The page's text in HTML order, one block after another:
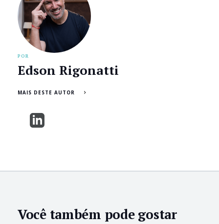
POR
Edson Rigonatti
MAIS DESTE AUTOR
Você também pode gostar